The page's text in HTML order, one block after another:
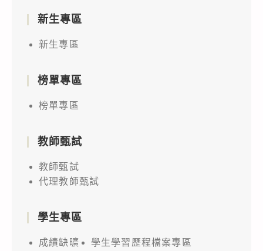
新生專區
新生專區
榜單專區
榜單專區
教師甄試
教師甄試
代理教師甄試
學生專區
成績缺曠
學生學習歷程檔案專區